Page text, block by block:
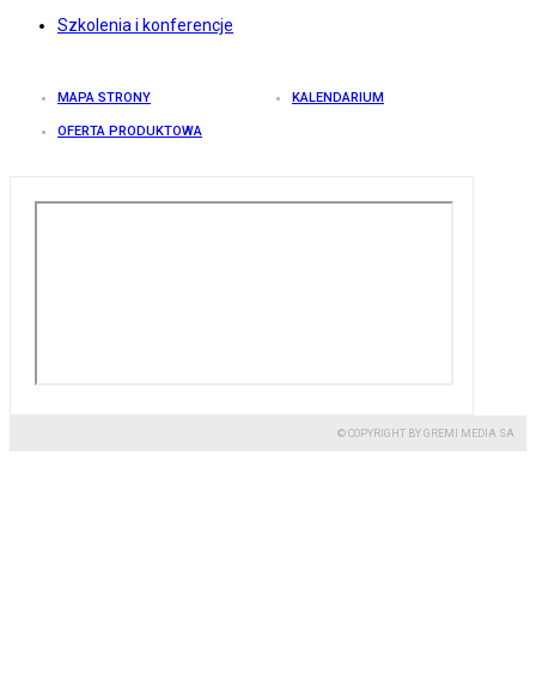
Szkolenia i konferencje
MAPA STRONY KALENDARIUM
OFERTA PRODUKTOWA
© COPYRIGHT BY GREMI MEDIA SA